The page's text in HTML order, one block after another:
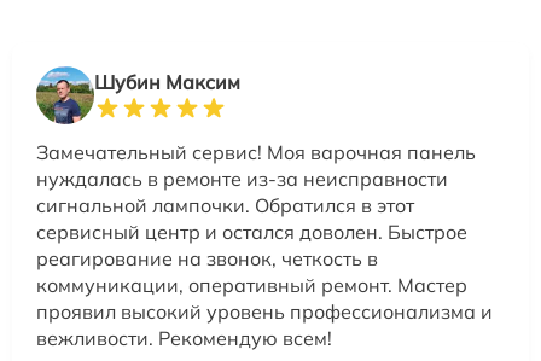
Шубин Максим
Замечательный сервис! Моя варочная панель
нуждалась в ремонте из-за неисправности
сигнальной лампочки. Обратился в этот
сервисный центр и остался доволен. Быстрое
реагирование на звонок, четкость в
коммуникации, оперативный ремонт. Мастер
проявил высокий уровень профессионализма и
вежливости. Рекомендую всем!